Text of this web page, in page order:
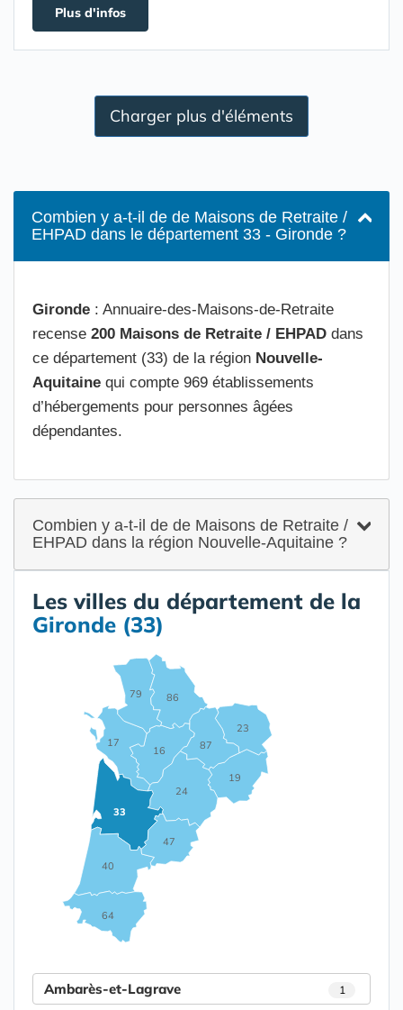
Plus d'infos
Charger plus d'éléments
Combien y a-t-il de de Maisons de Retraite /
EHPAD dans le département 33 - Gironde ?
Gironde : Annuaire-des-Maisons-de-Retraite
recense 200 Maisons de Retraite / EHPAD dans
ce département (33) de la région Nouvelle-
Aquitaine qui compte 969 établissements
d’hébergements pour personnes âgées
dépendantes.
Combien y a-t-il de de Maisons de Retraite /
EHPAD dans la région Nouvelle-Aquitaine ?
Les villes du département de la
Gironde (33)
16
17
19
23
24
33
40
47
64
79 86
87
Ambarès-et-Lagrave 1